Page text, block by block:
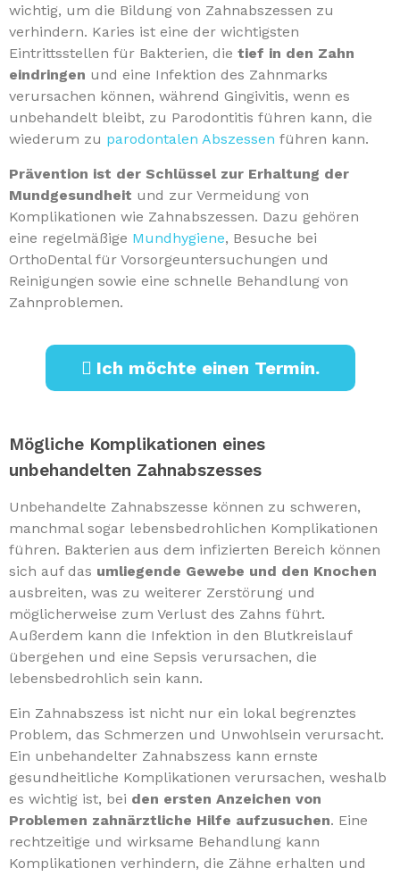
wichtig, um die Bildung von Zahnabszessen zu
verhindern. Karies ist eine der wichtigsten
Eintrittsstellen für Bakterien, die tief in den Zahn
eindringen und eine Infektion des Zahnmarks
verursachen können, während Gingivitis, wenn es
unbehandelt bleibt, zu Parodontitis führen kann, die
wiederum zu parodontalen Abszessen führen kann.
Prävention ist der Schlüssel zur Erhaltung der
Mundgesundheit und zur Vermeidung von
Komplikationen wie Zahnabszessen. Dazu gehören
eine regelmäßige Mundhygiene, Besuche bei
OrthoDental für Vorsorgeuntersuchungen und
Reinigungen sowie eine schnelle Behandlung von
Zahnproblemen.
Ich möchte einen Termin.
Mögliche Komplikationen eines
unbehandelten Zahnabszesses
Unbehandelte Zahnabszesse können zu schweren,
manchmal sogar lebensbedrohlichen Komplikationen
führen. Bakterien aus dem infizierten Bereich können
sich auf das umliegende Gewebe und den Knochen
ausbreiten, was zu weiterer Zerstörung und
möglicherweise zum Verlust des Zahns führt.
Außerdem kann die Infektion in den Blutkreislauf
übergehen und eine Sepsis verursachen, die
lebensbedrohlich sein kann.
Ein Zahnabszess ist nicht nur ein lokal begrenztes
Problem, das Schmerzen und Unwohlsein verursacht.
Ein unbehandelter Zahnabszess kann ernste
gesundheitliche Komplikationen verursachen, weshalb
es wichtig ist, bei den ersten Anzeichen von
Problemen zahnärztliche Hilfe aufzusuchen. Eine
rechtzeitige und wirksame Behandlung kann
Komplikationen verhindern, die Zähne erhalten und